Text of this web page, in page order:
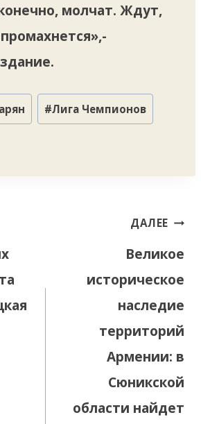
молчат. Ждут,
#Лига Чемпионов
ДАЛЕЕ
Великое
историческое
наследие
территорий
Армении: в
Сюникской
области найдет